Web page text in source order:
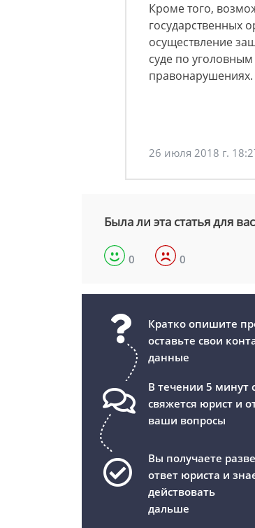
Кроме того,
государственных
осуществление
суде по
правонарушениях.
26 июля 2018 г.
Была ли эта статья для
0 0
Кратко опишите
оставьте свои
данные
В течении 5 минут
свяжется юрист и
ваши вопросы
Вы получаете
ответ юриста и
действовать
дальше